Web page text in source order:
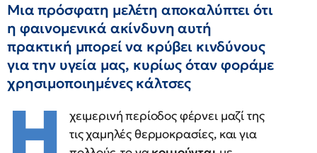
Μια πρόσφατη μελέτη αποκαλύπτει ότι
η φαινομενικά ακίνδυνη αυτή
πρακτική μπορεί να κρύβει κινδύνους
για την υγεία μας, κυρίως όταν φοράμε
χρησιμοποιημένες κάλτσες
χειμερινή περίοδος φέρνει μαζί της
τις χαμηλές θερμοκρασίες, και για